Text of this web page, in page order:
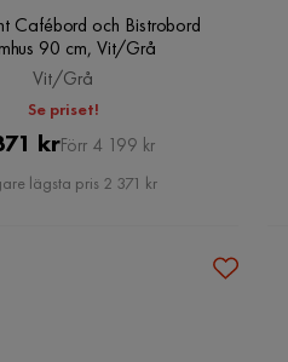
Cafébord och Bistrobord
90 cm, Vit/Grå
Vit/Grå
Se priset!
Pris
krOriginal
Pris
Förr 4 199 kr
lägsta pris 2 371 kr